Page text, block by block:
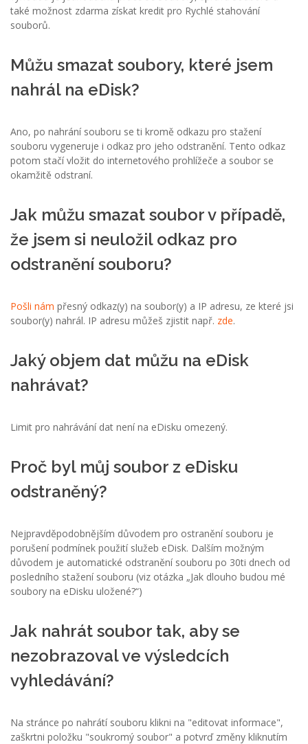
také možnost zdarma získat kredit pro Rychlé stahování
souborů.
Můžu smazat soubory, které jsem
nahrál na eDisk?
Ano, po nahrání souboru se ti kromě odkazu pro stažení
souboru vygeneruje i odkaz pro jeho odstranění. Tento odkaz
potom stačí vložit do internetového prohlížeče a soubor se
okamžitě odstraní.
Jak můžu smazat soubor v případě,
že jsem si neuložil odkaz pro
odstranění souboru?
Pošli nám přesný odkaz(y) na soubor(y) a IP adresu, ze které jsi
soubor(y) nahrál. IP adresu můžeš zjistit např. zde.
Jaký objem dat můžu na eDisk
nahrávat?
Limit pro nahrávání dat není na eDisku omezený.
Proč byl můj soubor z eDisku
odstraněný?
Nejpravděpodobnějším důvodem pro ostranění souboru je
porušení podmínek použití služeb eDisk. Dalším možným
důvodem je automatické odstranění souboru po 30ti dnech od
posledního stažení souboru (viz otázka „Jak dlouho budou mé
soubory na eDisku uložené?“)
Jak nahrát soubor tak, aby se
nezobrazoval ve výsledcích
vyhledávání?
Na stránce po nahrátí souboru klikni na "editovat informace",
zaškrtni položku "soukromý soubor" a potvrď změny kliknutím